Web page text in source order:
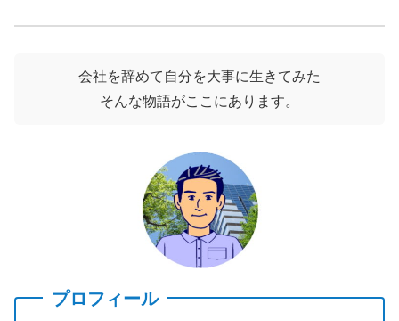
会社を辞めて自分を大事に生きてみた
そんな物語がここにあります。
プロフィール